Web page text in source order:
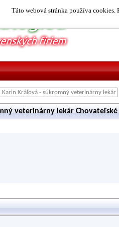
Táto webová stránka používa
Karin Kráľová - súkromný veterinárny lekár
veterinárny lekár